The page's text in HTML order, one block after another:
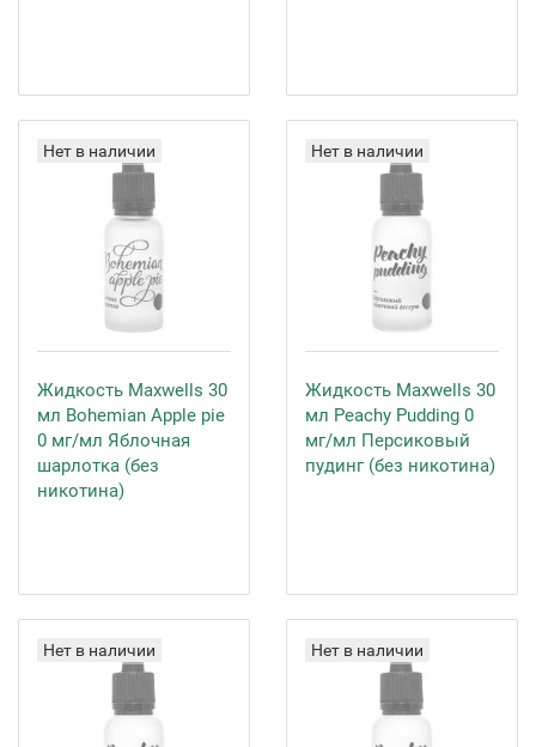
Нет в наличии
Жидкость Maxwells 30
мл Bohemian Apple pie
0 мг/мл Яблочная
шарлотка (без
никотина)
Нет в наличии
Жидкость Maxwells 30
мл Peachy Pudding 0
мг/мл Персиковый
пудинг (без никотина)
Нет в наличии Нет в наличии